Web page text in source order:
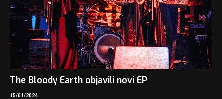
The Bloody Earth objavili novi EP
15/01/2024